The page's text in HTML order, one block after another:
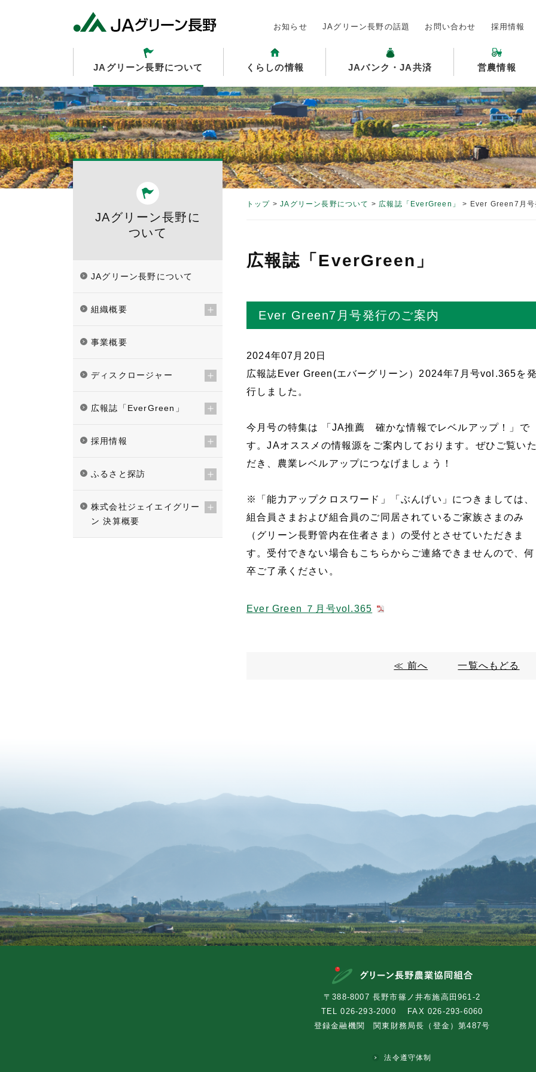
お知らせ JAグリーン長野の話題 お問い合わせ 採用情報
JAグリーン長野について くらしの情報 JAバンク・JA共済 営農情報
トップ >JAグリーン長野について > 広報誌「EverGreen」 > Ever Green7月号
広報誌「EverGreen」
Ever Green7月号発行のご案内
2024年07月20日
広報誌Ever Green(エバーグリーン）2024年7月号vol.365を
行しました。
今月号の特集は 「JA推薦 確かな情報でレベルアップ！」で
す。JAオススメの情報源をご案内しております。ぜひご覧い
だき、農業レベルアップにつなげましょう！
※「能力アップクロスワード」「ぶんげい」につきましては、
組合員さまおよび組合員のご同居されているご家族さまのみ
（グリーン長野管内在住者さま）の受付とさせていただきま
す。受付できない場合もこちらからご連絡できませんので、何
卒ご了承ください。
Ever Green ７月号vol.365
≪ 前へ 一覧へもどる
JAグリーン長野に
ついて
JAグリーン長野について
組織概要
事業概要
ディスクロージャー
広報誌「EverGreen」
採用情報
ふるさと探訪
株式会社ジェイエイグリー
ン 決算概要
〒388-8007 長野市篠ノ井布施高田961-2
TEL026-293-2000 FAX 026-293-6060
登録金融機関 関東財務局長（登金）第487号
法令遵守体制